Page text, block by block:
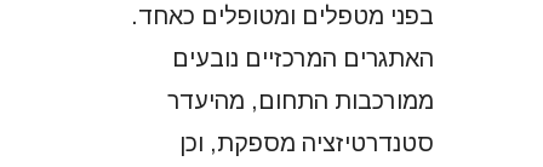
בפני מטפלים ומטופלים כאחד.
האתגרים המרכזיים נובעים
ממורכבות התחום, מהיעדר
סטנדרטיזציה מספקת, וכן